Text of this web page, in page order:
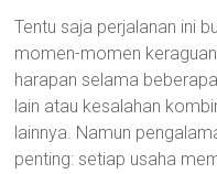
Tentu saja perjalanan ini
momen-momen
harapan selama
lain atau kesalahan
lainnya. Namun
penting: setiap usaha